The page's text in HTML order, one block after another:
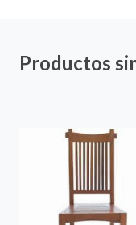
Productos